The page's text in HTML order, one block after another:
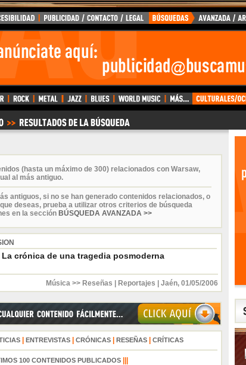
(hasta un máximo de 300) relacionados con Warsaw,
al más antiguo.
antiguos, si no se han generado contenidos relacionados, o
deseas, prueba a utilizar otros criterios de búsqueda
en la sección BÚSQUEDA AVANZADA >>
crónica de una tragedia posmoderna
Música >> Reseñas Reportajes Jaén, 01/05/2006
| ENTREVISTAS| CRÓNICAS| RESEÑAS| CRÍTICAS
100 CONTENIDOS PUBLICADOS